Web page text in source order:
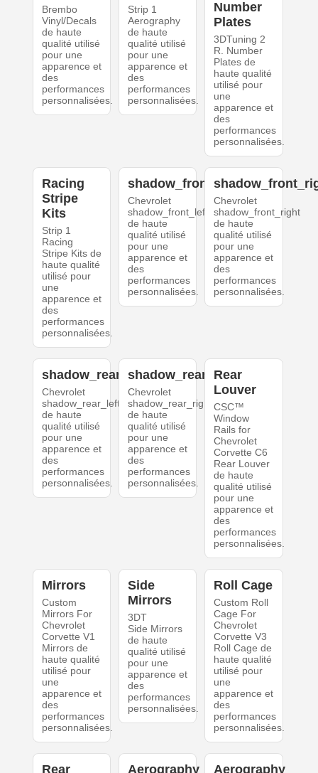
Brembo
Vinyl/Decals
de haute
qualité utilisé
pour une
apparence et
des
performances
personnalisées.
Strip 1
Aerography
de haute
qualité utilisé
pour une
apparence et
des
performances
personnalisées.
Number
Plates
3DTuning 2
R. Number
Plates de
haute qualité
utilisé pour
une
apparence et
des
performances
personnalisées.
Racing
Stripe
Kits
Strip 1
Racing
Stripe Kits de
haute qualité
utilisé pour
une
apparence et
des
performances
personnalisées.
shadow_front_left
Chevrolet
shadow_front_left
de haute
qualité utilisé
pour une
apparence et
des
performances
personnalisées.
Chevrolet
shadow_front_right
de haute
qualité utilisé
pour une
apparence et
des
performances
personnalisées.
shadow_rear_left
Chevrolet
shadow_rear_left
de haute
qualité utilisé
pour une
apparence et
des
performances
personnalisées.
shadow_rear_right
Chevrolet
shadow_rear_right
de haute
qualité utilisé
pour une
apparence et
des
performances
personnalisées.
Rear
Louver
CSC™
Window
Rails for
Chevrolet
Corvette C6
Rear Louver
de haute
qualité utilisé
pour une
apparence et
des
performances
personnalisées.
Mirrors
Custom
Mirrors For
Chevrolet
Corvette V1
Mirrors de
haute qualité
utilisé pour
une
apparence et
des
performances
personnalisées.
Side
Mirrors
3DT
Side Mirrors
de haute
qualité utilisé
pour une
apparence et
des
performances
personnalisées.
Roll Cage
Custom Roll
Cage For
Chevrolet
Corvette V3
Roll Cage de
haute qualité
utilisé pour
une
apparence et
des
performances
personnalisées.
Rear Aerography Aerography